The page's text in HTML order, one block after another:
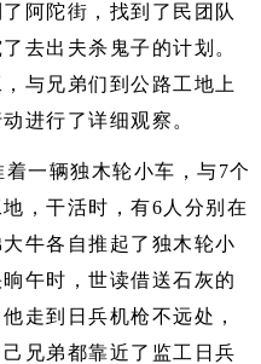
阿陀街，找到了民团队
去出夫杀鬼子的计划。
与兄弟们到公路工地上
进行了详细观察。
一辆独木轮小车，与7个
，干活时，有6人分别在
牛各自推起了独木轮小
午时，世读借送石灰的
走到日兵机枪不远处，
兄弟都靠近了监工日兵